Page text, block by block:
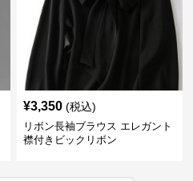
¥3,350 (税込)
リボン長袖ブラウス エレガント
襟付きビックリボン